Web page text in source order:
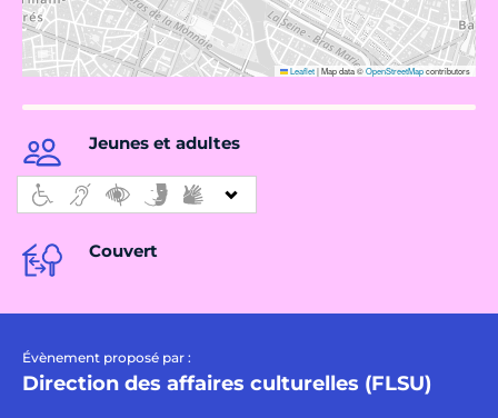
Leaflet|Map data ©OpenStreetMapcontributors
Jeunes et adultes
Couvert
Évènement proposé par :
Direction des affaires culturelles (FLSU)